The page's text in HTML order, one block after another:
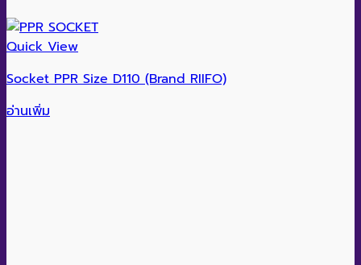
Quick View
Socket PPR Size D110 (Brand RIIFO)
อ่านเพิ่ม